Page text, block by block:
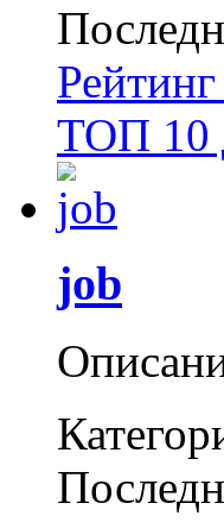
ТОП 10
job